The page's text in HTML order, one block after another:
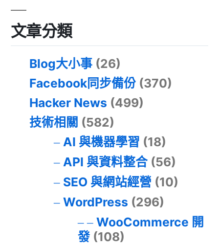
文章分類
Blog大小事 (26)
Facebook同步備份 (370)
Hacker News (499)
技術相關 (582)
AI 與機器學習 (18)
API 與資料整合(56)
SEO 與網站經營 (10)
WordPress (296)
WooCommerce 開
發(108)